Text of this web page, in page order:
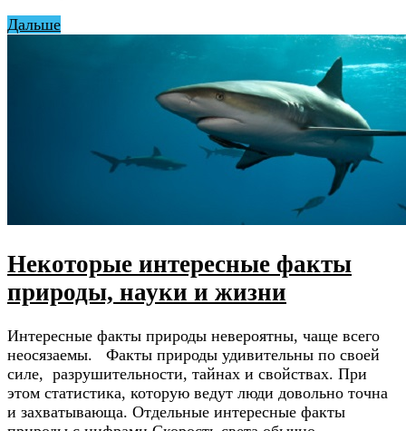
Дальше
Некоторые интересные факты
природы, науки и жизни
Интересные факты природы невероятны, чаще всего
неосязаемы. Факты природы удивительны по своей
силе, разрушительности, тайнах и свойствах. При
этом статистика, которую ведут люди довольно точна
и захватывающа. Отдельные интересные факты